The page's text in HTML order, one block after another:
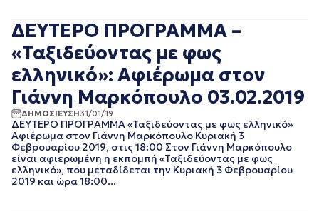
ΔΕΚΕΜΒΡΙΟΣ 2018
ΝΟΕΜΒΡΙΟΣ 2018
ΟΚΤΩΒΡΙΟΣ 2018
ΣΕΠΤΕΜΒΡΙΟΣ 2018
ΑΥΓΟΥΣΤΟΣ 2018
ΙΟΥΛΙΟΣ 2018
ΜΑΙΟΣ 2018
ΑΠΡΙΛΙΟΣ 2018
ΜΑΡΤΙΟΣ 2018
ΦΕΒΡΟΥΑΡΙΟΣ 2018
ΔΕΥΤΕΡΟ ΠΡΟΓΡΑΜΜΑ –
«Ταξιδεύοντας με φως
ελληνικό»: Αφιέρωμα στον
Γιάννη Μαρκόπουλο 03.02.2019
ΔΗΜΟΣΙΕΥΣΗ31/01/19
ΔΕΥΤΕΡΟ ΠΡΟΓΡΑΜΜΑ «Ταξιδεύοντας με φως ελληνικό»
Αφιέρωμα στον Γιάννη Μαρκόπουλο Κυριακή 3
Φεβρουαρίου 2019, στις 18:00 Στον Γιάννη Μαρκόπουλο
είναι αφιερωμένη η εκπομπή «Ταξιδεύοντας με φως
ελληνικό», που μεταδίδεται την Κυριακή 3 Φεβρουαρίου
2019 και ώρα 18:00...